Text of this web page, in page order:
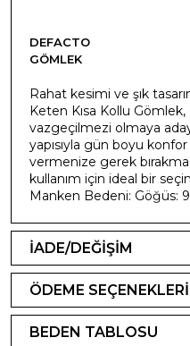
DEFACTO
GÖMLEK
Rahat kesimi ve şık
Keten Kısa Kollu
vazgeçilmezi olmaya
yapısıyla gün boyu konfor
vermenize gerek
kullanım için ideal bir
Manken Bedeni: Göğüs:
İADE/DEĞİŞİM
ÖDEME SEÇENEKLERİ
BEDEN TABLOSU